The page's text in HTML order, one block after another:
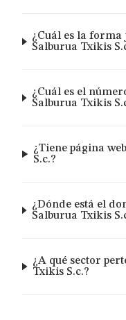
¿Cuál es la
Salburua Txikis
¿Cuál es el
Salburua Txikis
¿Tiene página
S.c.?
¿Dónde está el
Salburua Txikis
¿A qué sector
Txikis S.c.?